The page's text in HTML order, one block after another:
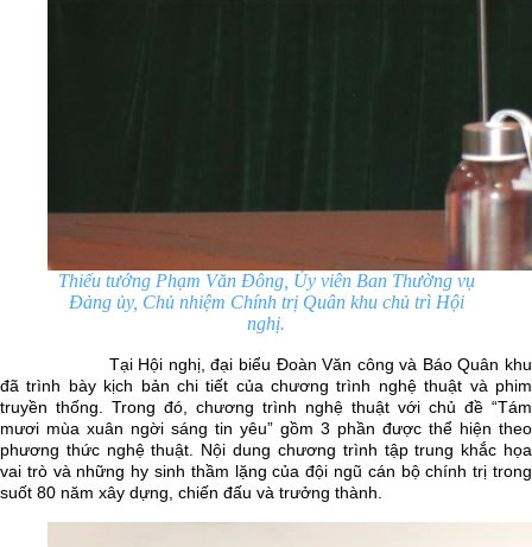
Thiếu tướng Phạm Văn Đông, Ủy viên Ban Thường vụ
Đảng ủy, Chủ nhiệm Chính trị Quân khu chủ trì Hội
nghị.
Tại Hội nghị, đại biểu Đoàn Văn công và Báo Quân khu
đã trình bày kịch bản chi tiết của chương trình nghệ thuật và phim
truyền thống. Trong đó, chương trình nghệ thuật với chủ đề “Tám
mươi mùa xuân ngời sáng tin yêu” gồm 3 phần được thể hiện theo
phương thức nghệ thuật. Nội dung chương trình tập trung khắc họa
vai trò và những hy sinh thầm lặng của đội ngũ cán bộ chính trị trong
suốt 80 năm xây dựng, chiến đấu và trưởng thành.